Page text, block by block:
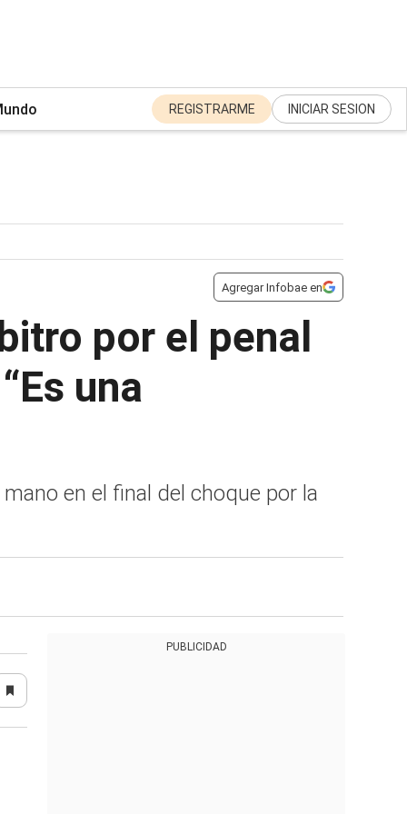
REGISTRARME INICIAR SESION
Agregar Infobae en
por el penal
una
en el final del choque por la
PUBLICIDAD